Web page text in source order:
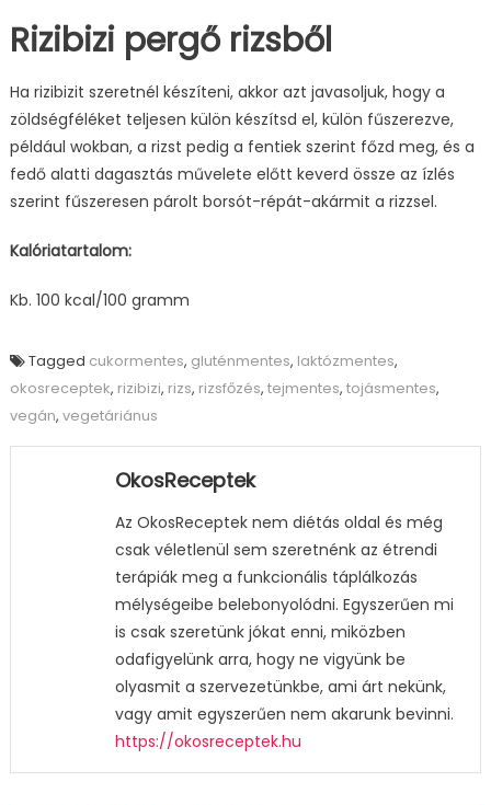
Rizibizi pergő rizsből
Ha rizibizit szeretnél készíteni, akkor azt javasoljuk, hogy a
zöldségféléket teljesen külön készítsd el, külön fűszerezve,
például wokban, a rizst pedig a fentiek szerint főzd meg, és a
fedő alatti dagasztás művelete előtt keverd össze az ízlés
szerint fűszeresen párolt borsót-répát-akármit a rizzsel.
Kalóriatartalom:
Kb. 100 kcal/100 gramm
Tagged cukormentes, gluténmentes, laktózmentes,
okosreceptek, rizibizi, rizs, rizsfőzés, tejmentes, tojásmentes,
vegán, vegetáriánus
OkosReceptek
Az OkosReceptek nem diétás oldal és még
csak véletlenül sem szeretnénk az étrendi
terápiák meg a funkcionális táplálkozás
mélységeibe belebonyolódni. Egyszerűen mi
is csak szeretünk jókat enni, miközben
odafigyelünk arra, hogy ne vigyünk be
olyasmit a szervezetünkbe, ami árt nekünk,
vagy amit egyszerűen nem akarunk bevinni.
https://okosreceptek.hu